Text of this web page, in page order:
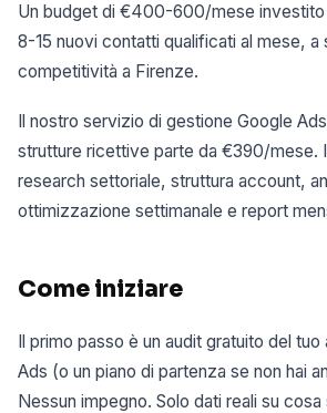
Un budget di €400-600/mese investito
8-15 nuovi contatti qualificati al mese, a
competitività a Firenze.
Il nostro servizio di gestione Google
strutture ricettive parte da €390/mese.
research settoriale, struttura account,
ottimizzazione settimanale e report
Come iniziare
Il primo passo è un audit gratuito del
Ads (o un piano di partenza se non hai
Nessun impegno. Solo dati reali su cosa